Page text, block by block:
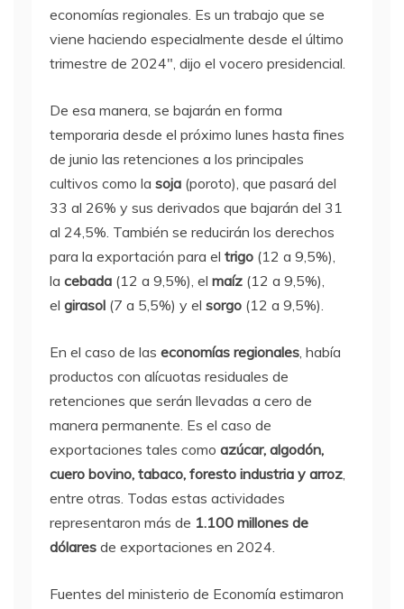
economías regionales. Es un trabajo que se
viene haciendo especialmente desde el último
trimestre de 2024″, dijo el vocero presidencial.
De esa manera, se bajarán en forma
temporaria desde el próximo lunes hasta fines
de junio las retenciones a los principales
cultivos como la soja (poroto), que pasará del
33 al 26% y sus derivados que bajarán del 31
al 24,5%. También se reducirán los derechos
para la exportación para el trigo (12 a 9,5%),
la cebada (12 a 9,5%), el maíz (12 a 9,5%),
el girasol (7 a 5,5%) y el sorgo (12 a 9,5%).
En el caso de las economías regionales, había
productos con alícuotas residuales de
retenciones que serán llevadas a cero de
manera permanente. Es el caso de
exportaciones tales como azúcar, algodón,
cuero bovino, tabaco, foresto industria y arroz,
entre otras. Todas estas actividades
representaron más de 1.100 millones de
dólares de exportaciones en 2024.
Fuentes del ministerio de Economía estimaron